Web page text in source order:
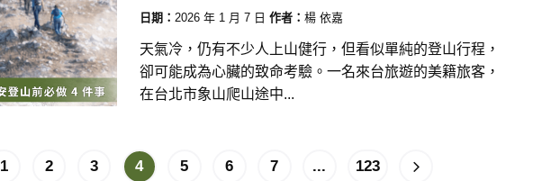
日期： 2026 年 1 月 7 日 作者： 楊 依嘉
天氣冷，仍有不少人上山健行，但看似單純的登山行程，
卻可能成為心臟的致命考驗。一名來台旅遊的美籍旅客，
在台北市象山爬山途中...
1 2 3 4 5 6 7 ... 123